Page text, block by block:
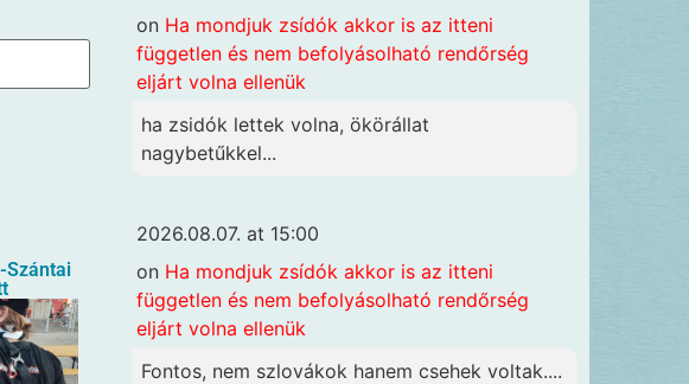
Szántai
on Ha mondjuk zsídók akkor is az itteni
független és nem befolyásolható rendőrség
eljárt volna ellenük
ha zsidók lettek volna, ökörállat
nagybetűkkel...
2026.08.07. at 15:00
on Ha mondjuk zsídók akkor is az itteni
független és nem befolyásolható rendőrség
eljárt volna ellenük
Fontos, nem szlovákok hanem csehek voltak....